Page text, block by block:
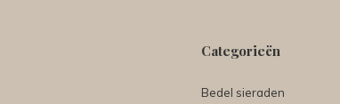
Categorieën
Bedel sieraden